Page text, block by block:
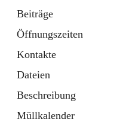
Beiträge
Öffnungszeiten
Kontakte
Dateien
Beschreibung
Müllkalender